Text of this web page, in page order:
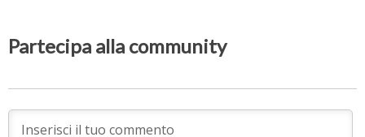
Partecipa alla community